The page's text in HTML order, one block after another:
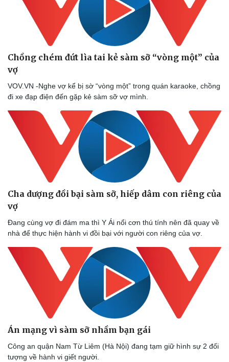
Chồng chém đứt lìa tai kẻ sàm sỡ “vòng một” của
vợ
VOV.VN -Nghe vợ kể bị sờ “vòng một” trong quán karaoke, chồng
đi xe đạp điện đến gặp kẻ sàm sỡ vợ mình.
Cha dượng đồi bại sàm sỡ, hiếp dâm con riêng của
vợ
Đang cùng vợ đi đám ma thì Y Ái nổi cơn thú tính nên đã quay về
nhà để thực hiện hành vi đồi bại với người con riêng của vợ.
Án mạng vì sàm sỡ nhầm bạn gái
Công an quận Nam Từ Liêm (Hà Nội) đang tạm giữ hình sự 2 đối
tượng về hành vi giết người.